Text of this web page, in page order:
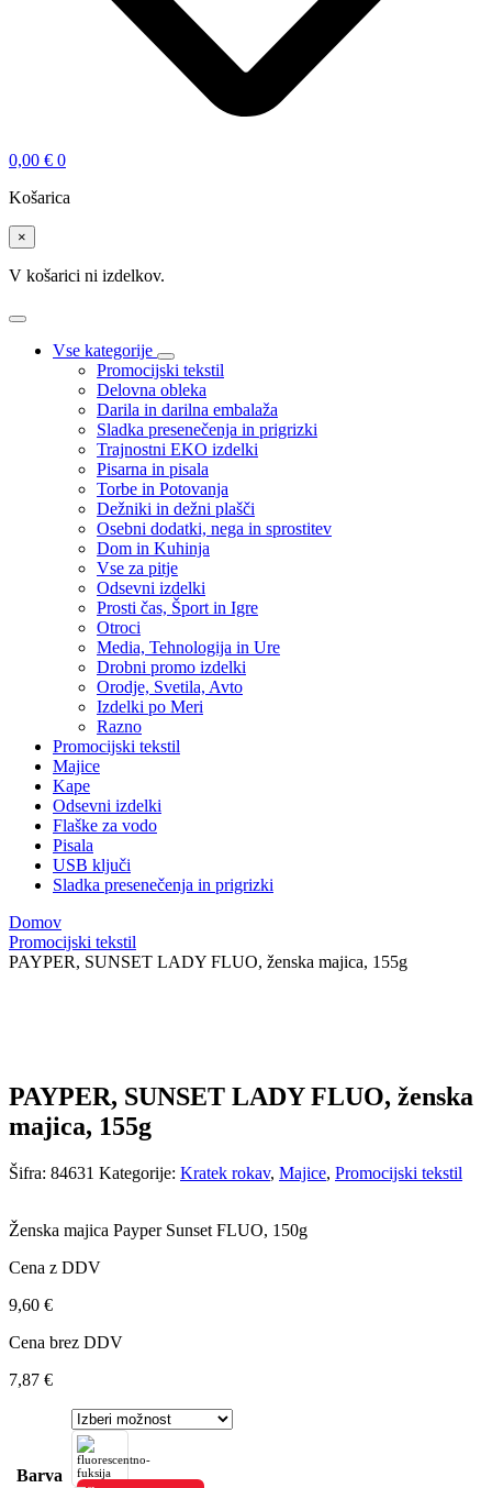
0,00 € 0
Košarica
×
V košarici ni izdelkov.
Vse kategorije
Promocijski tekstil
Delovna obleka
Darila in darilna embalaža
Sladka presenečenja in prigrizki
Trajnostni EKO izdelki
Pisarna in pisala
Torbe in Potovanja
Dežniki in dežni plašči
Osebni dodatki, nega in sprostitev
Dom in Kuhinja
Vse za pitje
Odsevni izdelki
Prosti čas, Šport in Igre
Otroci
Media, Tehnologija in Ure
Drobni promo izdelki
Orodje, Svetila, Avto
Izdelki po Meri
Razno
Promocijski tekstil
Majice
Kape
Odsevni izdelki
Flaške za vodo
Pisala
USB ključi
Sladka presenečenja in prigrizki
Domov
Promocijski tekstil
PAYPER, SUNSET LADY FLUO, ženska majica, 155g
PAYPER, SUNSET LADY FLUO, ženska
majica, 155g
Šifra: 84631 Kategorije: Kratek rokav, Majice, Promocijski tekstil
Ženska majica Payper Sunset FLUO, 150g
Cena z DDV
9,60 €
Cena brez DDV
7,87 €
Barva